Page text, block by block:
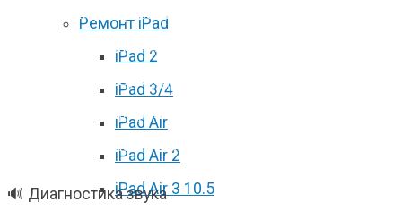
Ремонт iPad
iPad 2
iPad 3/4
iPad Air
iPad Air 2
iPad Air 3 10.5
собеседника, не работает микрофон, вас не
слышат при звонке или звук есть только на
громкой связи? Проведём диагностику
динамиков, микрофонов, сеток, нижнего шлейфа
и связанных цепей iPhone 13.
🔊 Диагностика звука